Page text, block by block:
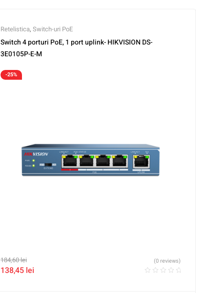
Retelistica, Switch-uri PoE
Switch 4 porturi PoE, 1 port uplink- HIKVISION DS-
3E0105P-E-M
-25%
184,60lei
138,45 lei
(0 reviews)